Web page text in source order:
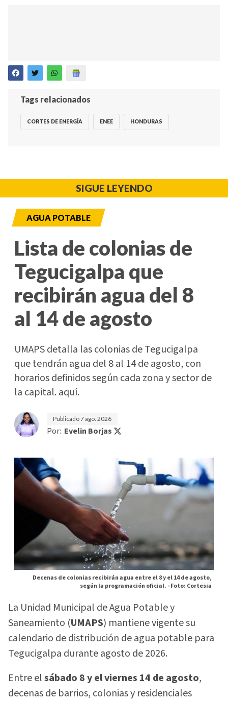
Tags relacionados
CORTES DE ENERGÍA ENEE HONDURAS
SIGUE LEYENDO
AGUA POTABLE
Lista de colonias de
Tegucigalpa que
recibirán agua del 8
al 14 de agosto
UMAPS detalla las colonias de Tegucigalpa
que tendrán agua del 8 al 14 de agosto, con
horarios definidos según cada zona y sector de
la capital. aquí.
Publicado7 ago. 2026
Por: Evelin Borjas
Decenas de colonias recibirán agua entre el 8 y el 14 de agosto,
según la programación oficial. -Foto: Cortesia
La Unidad Municipal de Agua Potable y
Saneamiento (UMAPS) mantiene vigente su
calendario de distribución de agua potable para
Tegucigalpa durante agosto de 2026.
Entre elsábado 8 y el viernes 14 de agosto,
decenas de barrios, colonias y residenciales